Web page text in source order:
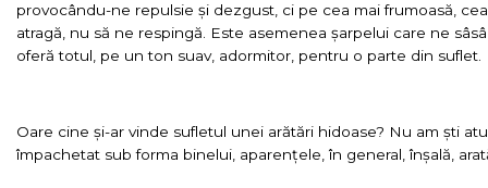
provocându-ne repulsie și dezgust, ci pe cea mai frumoasă,
atragă, nu să ne respingă. Este asemenea șarpelui care ne
oferă totul, pe un ton suav, adormitor, pentru o parte din suflet.
Oare cine și-ar vinde sufletul unei arătări hidoase? Nu am ști
împachetat sub forma binelui, aparențele, în general, înșală,